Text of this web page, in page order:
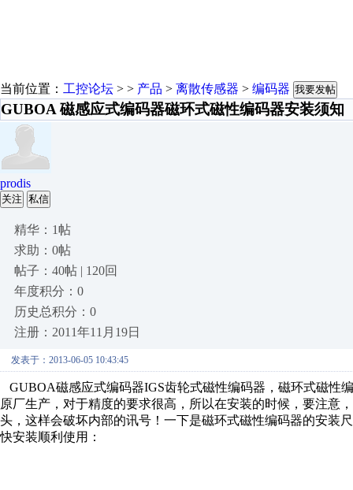
当前位置： 工控论坛 > > 产品 > 离散传感器 > 编码器 我要发帖
GUBOA 磁感应式编码器磁环式磁性编码器安装须知
prodis
关注 私信
精华：1帖
求助：0帖
帖子：40帖 | 120回
年度积分：0
历史总积分：0
注册：2011年11月19日
发表于：2013-06-05 10:43:45
GUBOA磁感应式编码器IGS齿轮式磁性编码器，磁环式磁性
原厂生产，对于精度的要求很高，所以在安装的时候，要注意
头，这样会破坏内部的讯号！一下是磁环式磁性编码器的安装
快安装顺利使用：